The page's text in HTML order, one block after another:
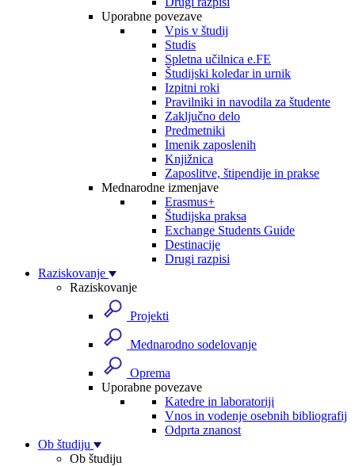
Uporabne povezave
Vpis v študij
Studis
Spletna učilnica e.FE
Študijski koledar in urnik
Izpitni roki
Pravilniki in navodila za študente
Zaključno delo
Predmetniki
Imenik zaposlenih
Knjižnica
Zaposlitve, štipendije in prakse
Mednarodne izmenjave
Erasmus+
Študijska praksa
Exchange Students Guide
Destinacije
Drugi razpisi
Raziskovanje
Raziskovanje
Projekti
Mednarodno sodelovanje
Oprema
Uporabne povezave
Katedre in laboratoriji
Vnos in vodenje osebnih bibliografij
Odprta znanost
Ob študiju
Ob študiju